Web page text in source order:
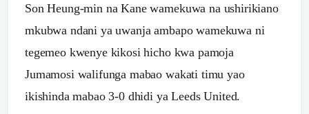
Son Heung-min na Kane wamekuwa na ushirikiano
mkubwa ndani ya uwanja ambapo wamekuwa ni
tegemeo kwenye kikosi hicho kwa pamoja
Jumamosi walifunga mabao wakati timu yao
ikishinda mabao 3-0 dhidi ya Leeds United.